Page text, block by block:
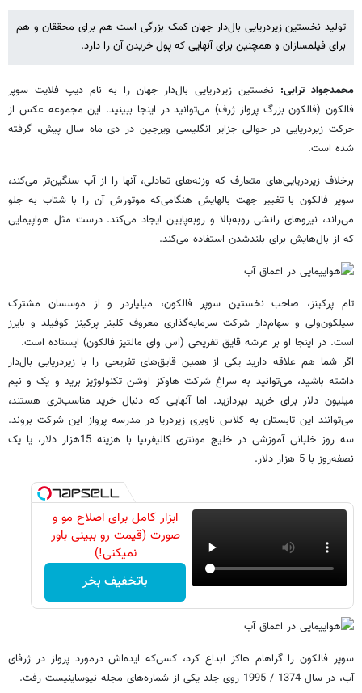
تولید نخستین زیردریایی بال‌دار جهان کمک بزرگی است هم برای محققان و هم
برای فیلمسازان و همچنین برای آنهایی که پول خریدن آن را دارد.
محمدجواد ترابی: نخستین زیردریایی بال‌دار جهان را به نام دیپ فلایت سوپر
فالکون (فالکون بزرگ پرواز ژرف) می‌توانید در اینجا ببینید. این مجموعه عکس از
حرکت زیردریایی در حوالی جزایر انگلیسی ویرجین در دی ماه سال پیش، گرفته
شده است.
برخلاف زیردریایی‌های متعارف که وزنه‌های تعادلی، آنها را از آب سنگین‌تر می‌کند،
سوپر فالکون با تغییر جهت بالهایش هنگامی‌که موتورش آن را با شتاب به جلو
می‌راند، نیروهای رانشی روبه‌بالا و روبه‌پایین ایجاد می‌کند. درست مثل هواپیمایی
که از بال‌هایش برای بلندشدن استفاده می‌کند.
تام پرکینز، صاحب نخستین سوپر فالکون، میلیاردر و از موسسان مشترک
سیلکون‌ولی و سهام‌دار شرکت سرمایه‌گذاری معروف کلینر پرکینز کوفیلد و بایرز
است. در اینجا او بر عرشه قایق تفریحی (اس وای مالتیز فالکون) ایستاده است.
اگر شما هم علاقه دارید یکی از همین قایق‌های تفریحی را با زیردریایی بال‌دار
داشته باشید، می‌توانید به سراغ شرکت هاوکز اوشن تکنولوژیز برید و یک و نیم
میلیون دلار برای خرید بپردازید. اما آنهایی که دنبال خرید مناسب‌تری هستند،
می‌توانند این تابستان به کلاس ناوبری زیردریا در مدرسه پرواز این شرکت بروند.
سه روز خلبانی آموزشی در خلیج مونتری کالیفرنیا با هزینه 15هزار دلار، یا یک
نصفه‌روز با 5 هزار دلار.
ابزار کامل برای اصلاح مو و
صورت (قیمت رو ببینی باور
نمیکنی!)
باتخفیف بخر
سوپر فالکون را گراهام هاکز ابداع کرد، کسی‌که ایده‌اش درمورد پرواز در ژرفای
آب، در سال 1374 / 1995 روی جلد یکی از شماره‌های مجله نیوساینیست رفت.